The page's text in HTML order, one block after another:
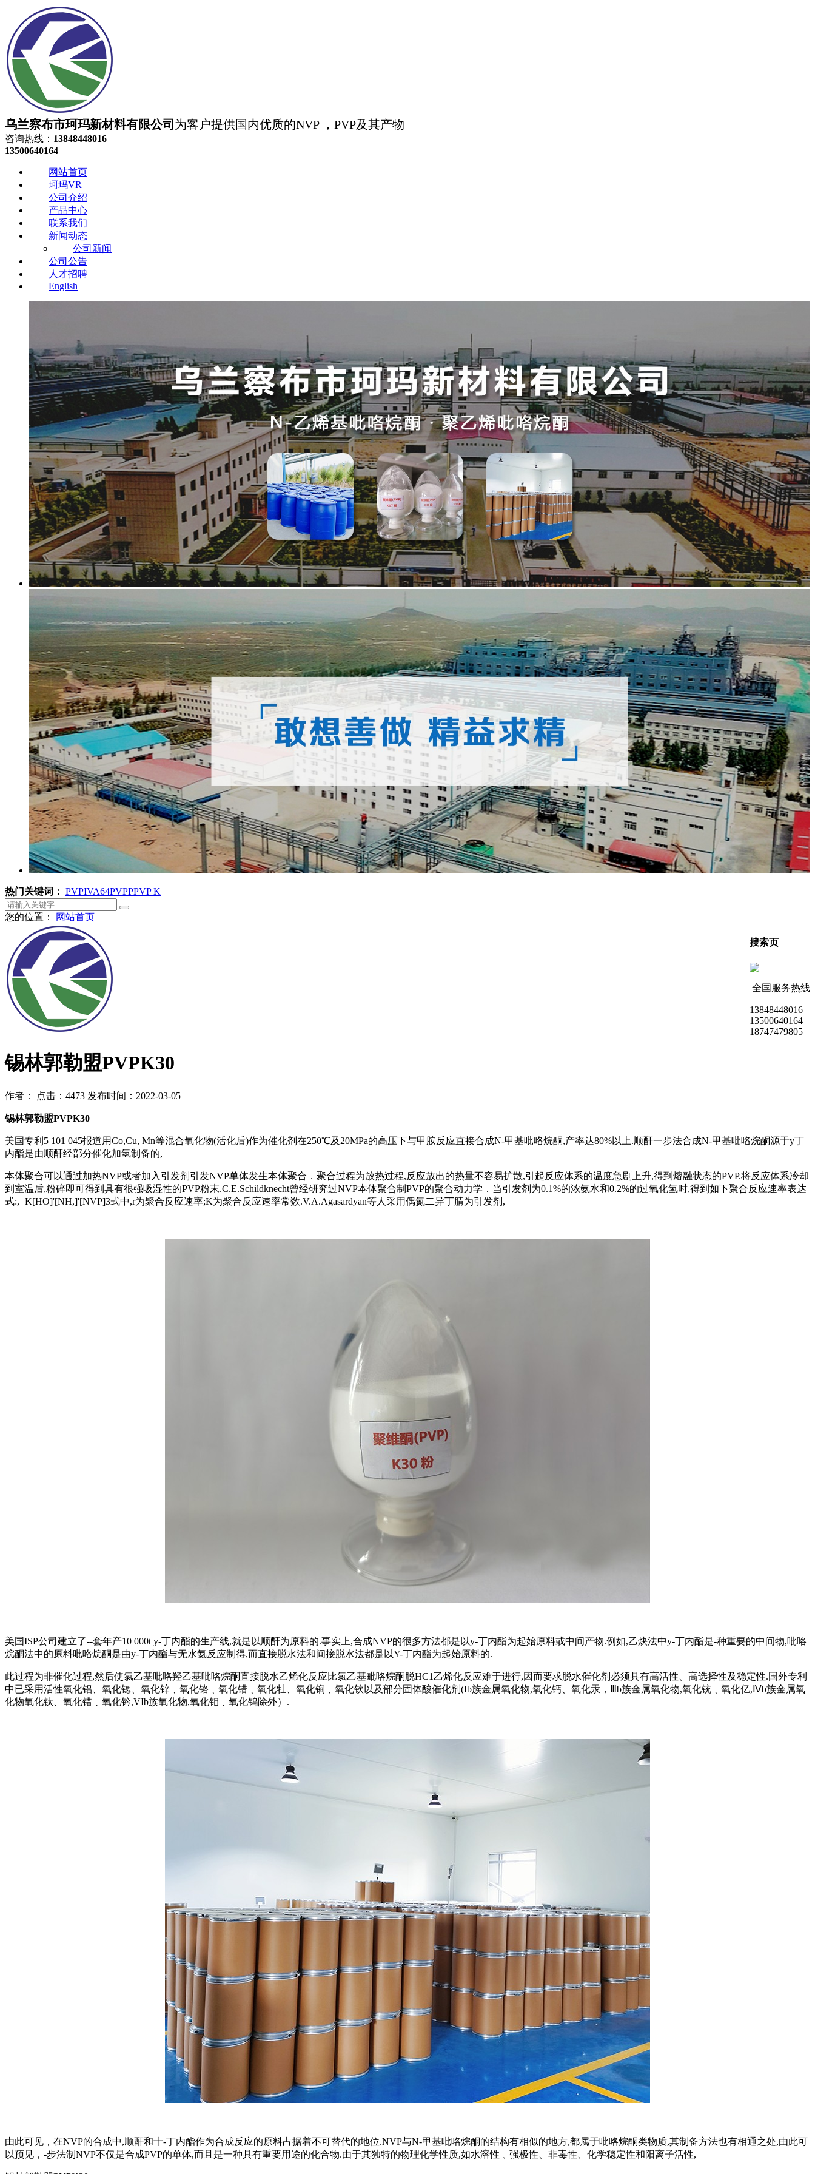
乌兰察布市珂玛新材料有限公司 为客户提供国内优质的NVP ，PVP及其产物
咨询热线： 13848448016
13500640164
网站首页
珂玛VR
公司介绍
产品中心
联系我们
新闻动态
公司新闻
公司公告
人才招聘
English
热门关键词： PVPIVA64PVPPPVP K
您的位置： 网站首页
搜索页
全国服务热线
13848448016
13500640164
18747479805
锡林郭勒盟PVPK30
作者： 点击：4473 发布时间：2022-03-05
锡林郭勒盟PVPK30
美国专利5 101 045报道用Co,Cu, Mn等混合氧化物(活化后)作为催化剂在250℃及20MPa的高压下与甲胺反应直接合成N-甲基吡咯烷酮,产率达80%以上.顺酐一步法合成N-甲基吡咯烷酮源于y丁
内酯是由顺酐经部分催化加氢制备的,
本体聚合可以通过加热NVP或者加入引发剂引发NVP单体发生本体聚合．聚合过程为放热过程,反应放出的热量不容易扩散,引起反应体系的温度急剧上升,得到熔融状态的PVP.将反应体系冷却
到室温后,粉碎即可得到具有很强吸湿性的PVP粉末.C.E.Schildknecht曾经研究过NVP本体聚合制PVP的聚合动力学．当引发剂为0.1%的浓氨水和0.2%的过氧化氢时,得到如下聚合反应速率表达
式:,=K[HO]'[NH,]'[NVP]3式中,r为聚合反应速率;K为聚合反应速率常数.V.A.Agasardyan等人采用偶氮二异丁腈为引发剂,
美国ISP公司建立了--套年产10 000t y-丁内酯的生产线,就是以顺酐为原料的.事实上,合成NVP的很多方法都是以y-丁内酯为起始原料或中间产物.例如,乙炔法中y-丁内酯是-种重要的中间物,吡咯
烷酮法中的原料吡咯烷酮是由y-丁内酯与无水氨反应制得,而直接脱水法和间接脱水法都是以Y-丁内酯为起始原料的.
此过程为非催化过程,然后使氯乙基吡咯羟乙基吡咯烷酮直接脱水乙烯化反应比氯乙基毗咯烷酮脱HC1乙烯化反应难于进行,因而要求脱水催化剂必须具有高活性、高选择性及稳定性.国外专利
中已采用活性氧化铝、氧化锶、氧化锌﹑氧化铬﹑氧化错﹑氧化牡、氧化锏﹑氧化钦以及部分固体酸催化剂(Ib族金属氧化物,氧化钙、氧化汞，Ⅲb族金属氧化物,氧化铳﹑氧化亿,Ⅳb族金属氧
化物氧化钛、氧化错﹑氧化钤,VIb族氧化物,氧化钼﹑氧化钨除外）.
由此可见，在NVP的合成中,顺酐和十-丁内酯作为合成反应的原料占据着不可替代的地位.NVP与N-甲基吡咯烷酮的结构有相似的地方,都属于吡咯烷酮类物质,其制备方法也有相通之处,由此可
以预见，-步法制NVP不仅是合成PVP的单体,而且是一种具有重要用途的化合物.由于其独特的物理化学性质,如水溶性﹑强极性、非毒性、化学稳定性和阳离子活性,